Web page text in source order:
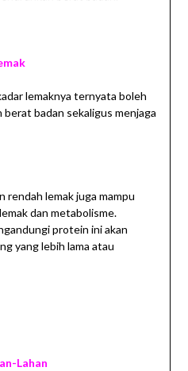
lemaknya ternyata boleh
badan sekaligus menjaga
rendah lemak juga mampu
dan metabolisme.
protein ini akan
yang lebih lama atau
Lahan